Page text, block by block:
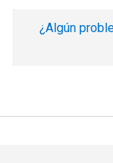
¿Algún